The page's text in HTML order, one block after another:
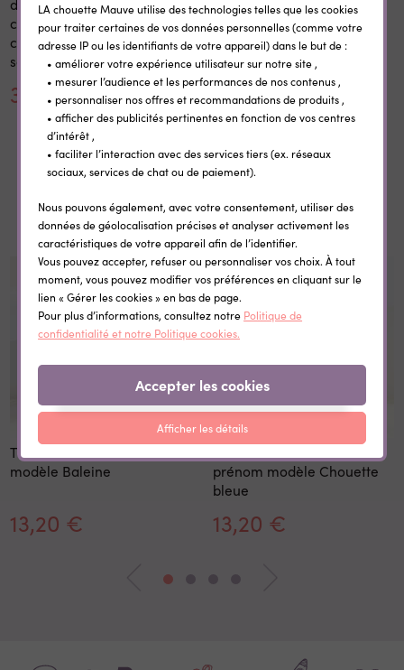
cm en bois réutilisable avec
craie prénom rentrée
scolaire
30,00 €
thermocollantes Little Wild
0,35 €
Dans la même catégorie
Tirelire enfant avec prénom
modèle Baleine
13,20 €
Tirelire personnalisée avec
prénom modèle Chouette
bleue
13,20 €
LA chouette Mauve utilise des technologies telles que les cookies
pour traiter certaines de vos données personnelles (comme votre
adresse IP ou les identifiants de votre appareil) dans le but de :
• améliorer votre expérience utilisateur sur notre site ,
• mesurer l’audience et les performances de nos contenus ,
• personnaliser nos offres et recommandations de produits ,
• afficher des publicités pertinentes en fonction de vos centres
d’intérêt ,
• faciliter l’interaction avec des services tiers (ex. réseaux
sociaux, services de chat ou de paiement).
Nous pouvons également, avec votre consentement, utiliser des
données de géolocalisation précises et analyser activement les
caractéristiques de votre appareil afin de l’identifier.
Vous pouvez accepter, refuser ou personnaliser vos choix. À tout
moment, vous pouvez modifier vos préférences en cliquant sur le
lien « Gérer les cookies » en bas de page.
Pour plus d’informations, consultez notre Politique de
confidentialité et notre Politique cookies.
Accepter les cookies
Afficher les détails